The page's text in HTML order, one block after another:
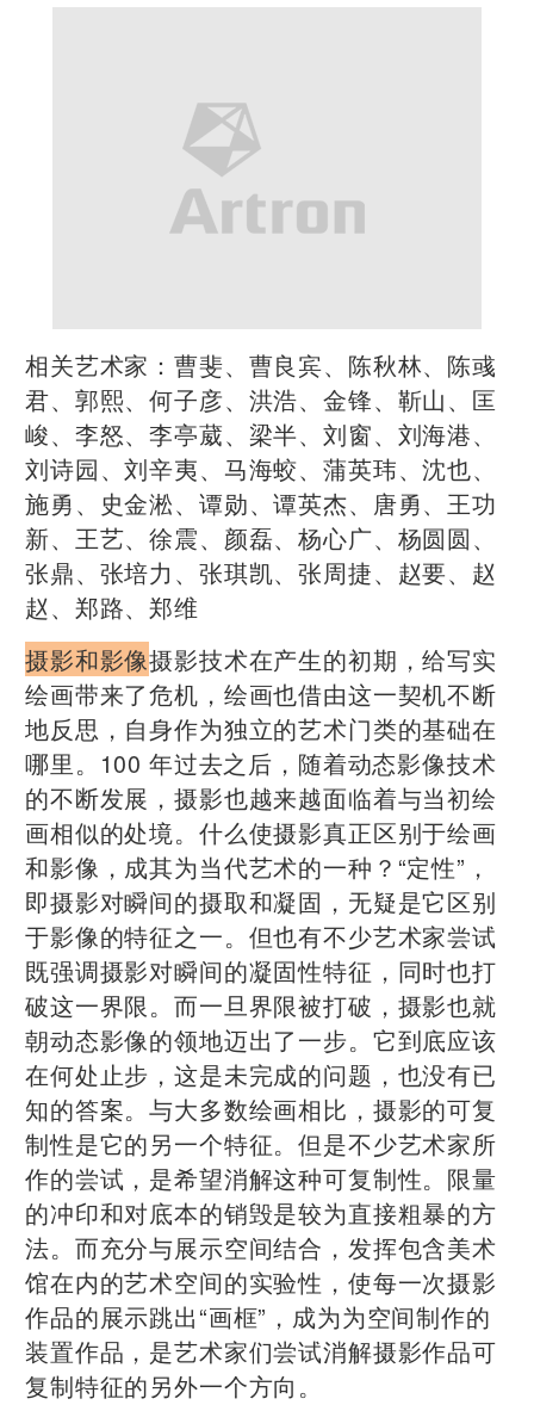
相关艺术家：曹斐、曹良宾、陈秋林、陈彧
君、郭熙、何子彦、洪浩、金锋、靳山、匡
峻、李怒、李亭葳、梁半、刘窗、刘海港、
刘诗园、刘辛夷、马海蛟、蒲英玮、沈也、
施勇、史金淞、谭勋、谭英杰、唐勇、王功
新、王艺、徐震、颜磊、杨心广、杨圆圆、
张鼎、张培力、张琪凯、张周捷、赵要、赵
赵、郑路、郑维
摄影和影像摄影技术在产生的初期，给写实
绘画带来了危机，绘画也借由这一契机不断
地反思，自身作为独立的艺术门类的基础在
哪里。100 年过去之后，随着动态影像技术
的不断发展，摄影也越来越面临着与当初绘
画相似的处境。什么使摄影真正区别于绘画
和影像，成其为当代艺术的一种？“定性”，
即摄影对瞬间的摄取和凝固，无疑是它区别
于影像的特征之一。但也有不少艺术家尝试
既强调摄影对瞬间的凝固性特征，同时也打
破这一界限。而一旦界限被打破，摄影也就
朝动态影像的领地迈出了一步。它到底应该
在何处止步，这是未完成的问题，也没有已
知的答案。与大多数绘画相比，摄影的可复
制性是它的另一个特征。但是不少艺术家所
作的尝试，是希望消解这种可复制性。限量
的冲印和对底本的销毁是较为直接粗暴的方
法。而充分与展示空间结合，发挥包含美术
馆在内的艺术空间的实验性，使每一次摄影
作品的展示跳出“画框”，成为为空间制作的
装置作品，是艺术家们尝试消解摄影作品可
复制特征的另外一个方向。